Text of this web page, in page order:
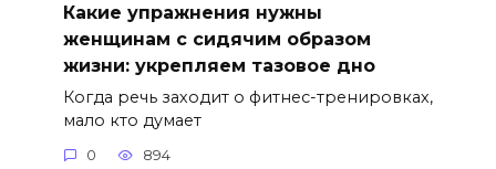
Какие упражнения нужны
женщинам с сидячим образом
жизни: укрепляем тазовое дно
Когда речь заходит о фитнес-тренировках,
мало кто думает
0 894